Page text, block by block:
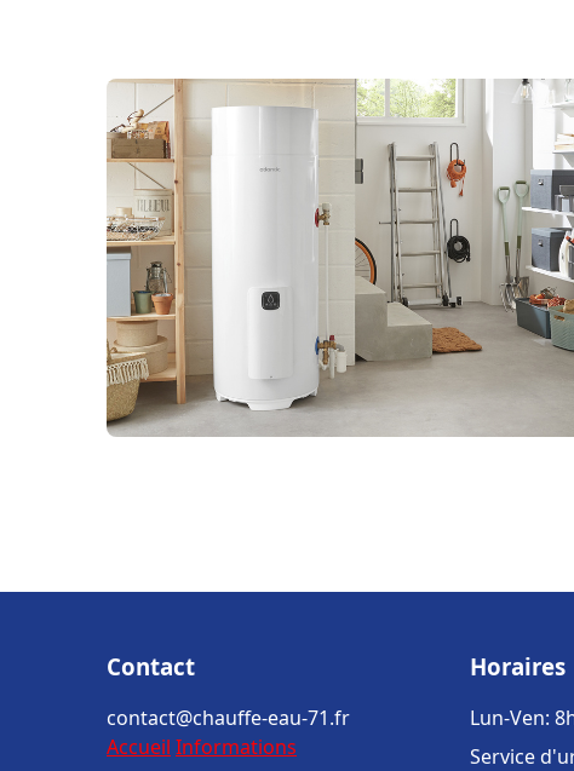
Contact
contact@chauffe-eau-71.fr
Accueil Informations
Horaires
Lun-Ven:
Service